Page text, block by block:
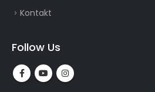
Kontakt
Follow Us